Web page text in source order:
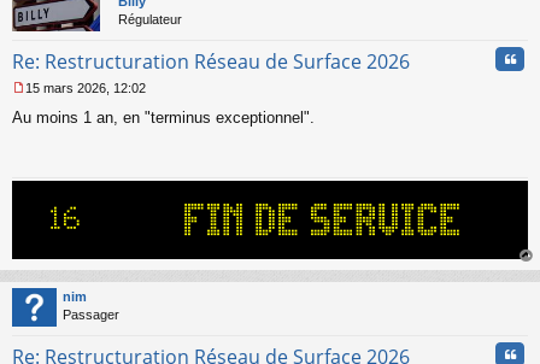
n
l
Régulateur
Re: Restructuration Réseau de Surface 2026
e
n
l
u
15 mars 2026, 12:02
Au moins 1 an, en "terminus exceptionnel".
au
nim
Passager
Re: Restructuration Réseau de Surface 2026